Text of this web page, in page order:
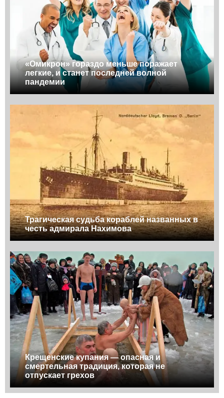
«Омикрон» гораздо меньше поражает
легкие, и станет последней волной
пандемии
Трагическая судьба кораблей названных в
честь адмирала Нахимова
Крещенские купания — опасная и
смертельная традиция, которая не
отпускает грехов